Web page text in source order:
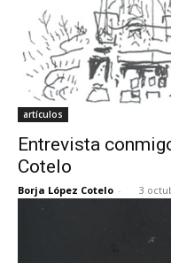
artículos
Entrevista
Cotelo
Borja López Cotelo - 3